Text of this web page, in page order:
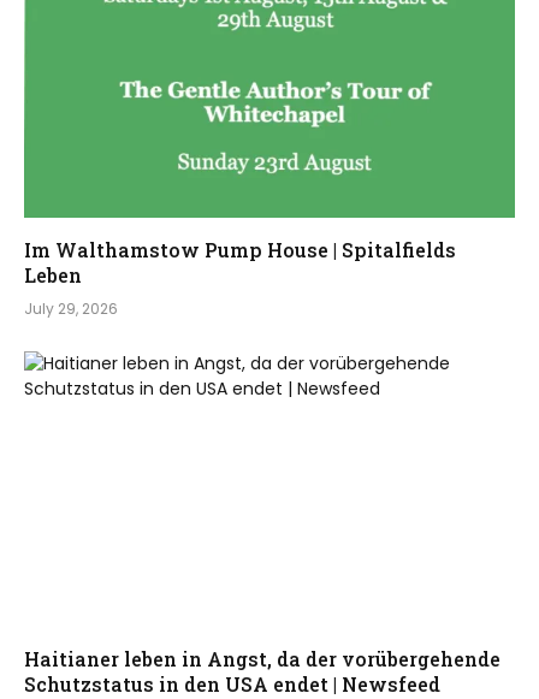
Im Walthamstow Pump House | Spitalfields
Leben
July 29, 2026
Haitianer leben in Angst, da der vorübergehende
Schutzstatus in den USA endet | Newsfeed